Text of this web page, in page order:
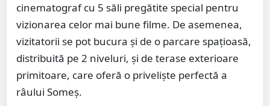
cinematograf cu 5 săli pregătite special pentru
vizionarea celor mai bune filme. De asemenea,
vizitatorii se pot bucura și de o parcare spațioasă,
distribuită pe 2 niveluri, și de terase exterioare
primitoare, care oferă o priveliște perfectă a
râului Someș.